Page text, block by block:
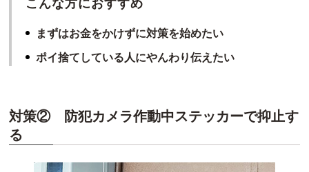
こんな方におすすめ
まずはお金をかけずに対策を始めたい
ポイ捨てしている人にやんわり伝えたい
対策② 防犯カメラ作動中ステッカーで抑止す
る